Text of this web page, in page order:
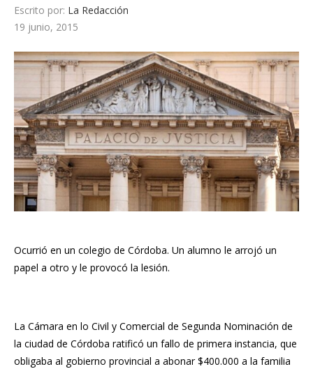
Escrito por: La Redacción
19 junio, 2015
Ocurrió en un colegio de Córdoba. Un alumno le arrojó un
papel a otro y le provocó la lesión.
La Cámara en lo Civil y Comercial de Segunda Nominación de
la ciudad de Córdoba ratificó un fallo de primera instancia, que
obligaba al gobierno provincial a abonar $400.000 a la familia